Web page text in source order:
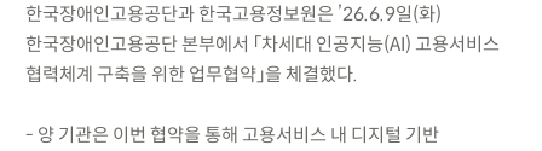
한국장애인고용공단과 한국고용정보원은 ’26.6.9일(화)
한국장애인고용공단 본부에서 「차세대 인공지능(AI) 고용서비스
협력체계 구축을 위한 업무협약」을 체결했다.
- 양 기관은 이번 협약을 통해 고용서비스 내 디지털 기반